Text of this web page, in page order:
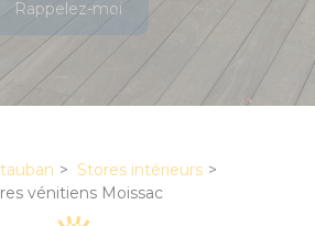
Rappelez-moi
Stores intérieurs
vénitiens Moissac